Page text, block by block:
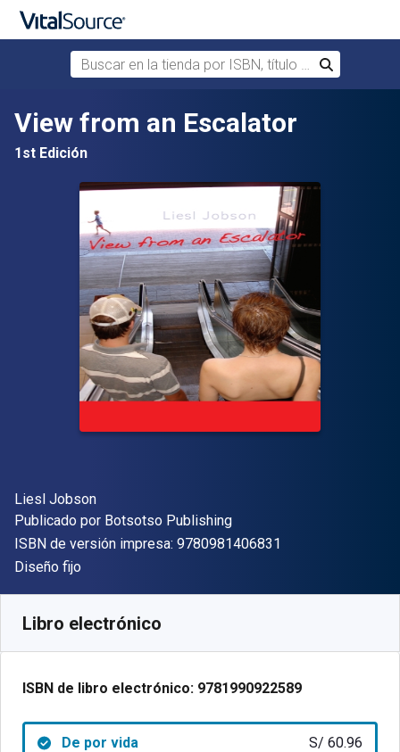
Saltar al contenido principal
Buscar en la tienda por ISBN, título o autor
Buscar
View from an Escalator
1st Edición
Autor(es)
Liesl Jobson
Editor
Publicado por Botsotso Publishing
ISBN de versión impresa: 9780981406831
Formato
Diseño fijo
Libro electrónico
ISBN de libro electrónico: 9781990922589
De por vida S/ 60.96